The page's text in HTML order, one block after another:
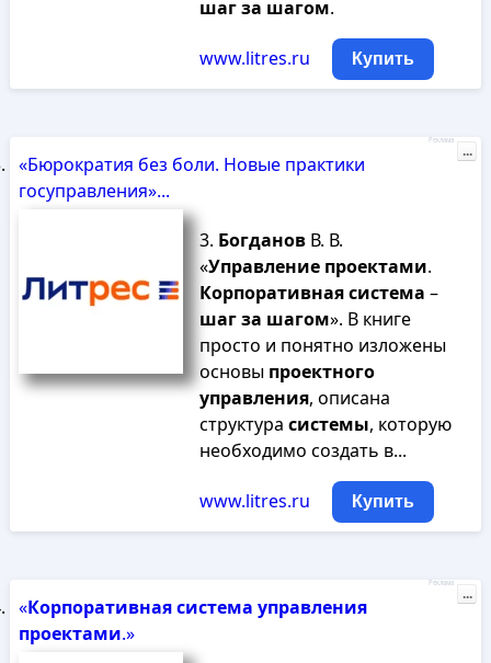
шагза шагом.
www.litres.ru Купить
«Бюрократия без боли. Новые практики
госуправления»...
3. БогдановВ. В.
«Управление проектами.
Корпоративнаясистема –
шагза шагом». В книге
просто и понятно изложены
основы проектного
управления, описана
структура системы, которую
необходимо создать в...
www.litres.ru Купить
Реклама
...
«Корпоративнаясистема управления
проектами.»
Реклама
...